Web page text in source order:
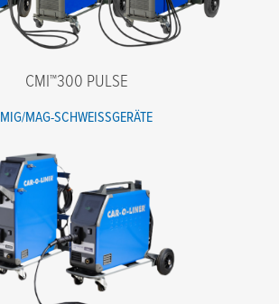
CMI™300 PULSE
MIG/MAG-SCHWEISSGERÄTE